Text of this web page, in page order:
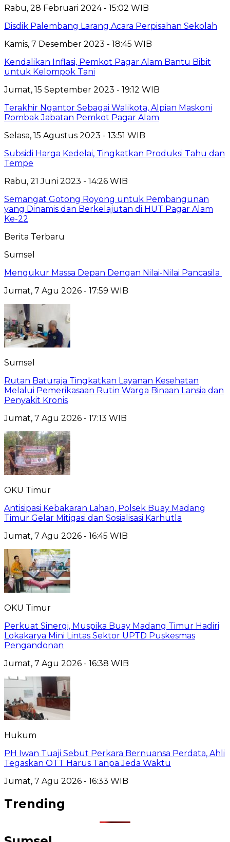
Rabu, 28 Februari 2024 - 15:02 WIB
Disdik Palembang Larang Acara Perpisahan Sekolah
Kamis, 7 Desember 2023 - 18:45 WIB
Kendalikan Inflasi, Pemkot Pagar Alam Bantu Bibit
untuk Kelompok Tani
Jumat, 15 September 2023 - 19:12 WIB
Terakhir Ngantor Sebagai Walikota, Alpian Maskoni
Rombak Jabatan Pemkot Pagar Alam
Selasa, 15 Agustus 2023 - 13:51 WIB
Subsidi Harga Kedelai, Tingkatkan Produksi Tahu dan
Tempe
Rabu, 21 Juni 2023 - 14:26 WIB
Semangat Gotong Royong untuk Pembangunan
yang Dinamis dan Berkelajutan di HUT Pagar Alam
Ke-22
Berita Terbaru
Sumsel
Mengukur Massa Depan Dengan Nilai-Nilai Pancasila
Jumat, 7 Agu 2026 - 17:59 WIB
Sumsel
Rutan Baturaja Tingkatkan Layanan Kesehatan
Melalui Pemerikasaan Rutin Warga Binaan Lansia dan
Penyakit Kronis
Jumat, 7 Agu 2026 - 17:13 WIB
OKU Timur
Antisipasi Kebakaran Lahan, Polsek Buay Madang
Timur Gelar Mitigasi dan Sosialisasi Karhutla
Jumat, 7 Agu 2026 - 16:45 WIB
OKU Timur
Perkuat Sinergi, Muspika Buay Madang Timur Hadiri
Lokakarya Mini Lintas Sektor UPTD Puskesmas
Pengandonan
Jumat, 7 Agu 2026 - 16:38 WIB
Hukum
PH Iwan Tuaji Sebut Perkara Bernuansa Perdata, Ahli
Tegaskan OTT Harus Tanpa Jeda Waktu
Jumat, 7 Agu 2026 - 16:33 WIB
Trending